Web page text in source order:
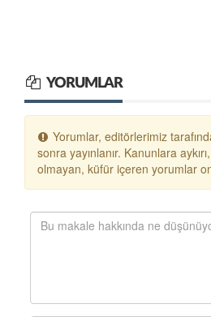
YORUMLAR
Yorumlar, editörlerimiz
sonra yayınlanır. Kanunlara
olmayan, küfür içeren yorumlar